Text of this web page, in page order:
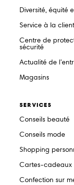
Diversité, équité
Service à la
Centre de
sécurité
Actualité de
Magasins
SERVICES
Conseils beauté
Conseils mode
Shopping
Cartes-cadeaux
Confection sur